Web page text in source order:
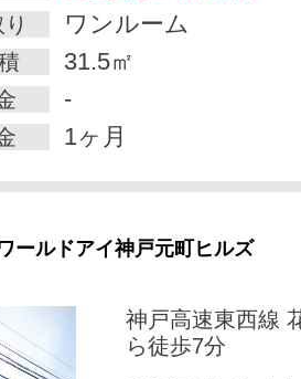
ワンルーム
31.5㎡
-
1ヶ月
ールドアイ神戸元町ヒルズ
神戸高速東西線
ら徒歩7分